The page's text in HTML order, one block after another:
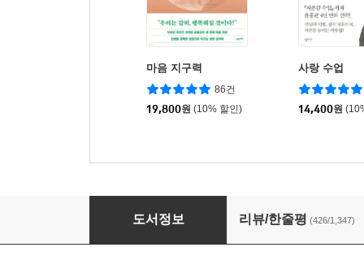
마음 지구력
86건
19,800원 (10% 할인)
사랑 수업
14,400원
자존감 수업
도서정보 리뷰/한줄평 (426/1,347)